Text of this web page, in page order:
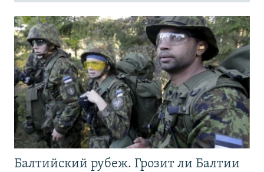
Балтийский рубеж. Грозит ли Балтии